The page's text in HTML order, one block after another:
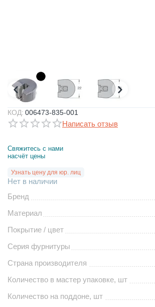
КОД: 006473-835-001
Написать отзыв
Свяжитесь с нами
насчёт цены
Узнать цену для юр. лиц
Нет в наличии
Бренд
Материал
Покрытие / цвет
Серия фурнитуры
Страна производителя
Количество в мастер упаковке, шт
Количество на поддоне, шт